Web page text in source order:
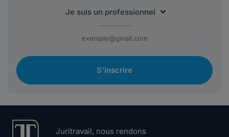
S'inscrire
Juritravail, nous rendons